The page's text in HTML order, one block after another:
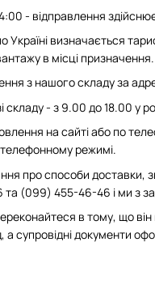
- відправлення
Україні визначається
в місці призначення.
з нашого складу за
- з 9.00 до 18.00 у
на сайті або по
телефонному режимі.
про способи доставки,
(099) 455-46-46 і ми з
в тому, що
а супровідні документи